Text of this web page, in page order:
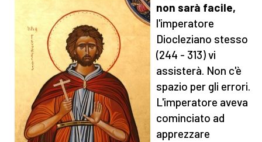
non sarà facile,
l'imperatore
Diocleziano stesso
(244 - 313) vi
assisterà. Non c'è
spazio per gli errori.
L'imperatore aveva
cominciato ad
apprezzare